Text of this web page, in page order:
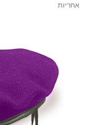
אחריות